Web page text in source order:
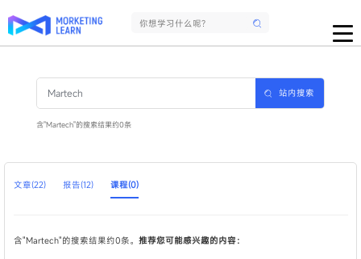
站内搜索
含"Martech"的搜索结果约0条
文章(22) 报告(12) 课程(0)
含"Martech"的搜索结果约0条。 推荐您可能感兴趣的内容：